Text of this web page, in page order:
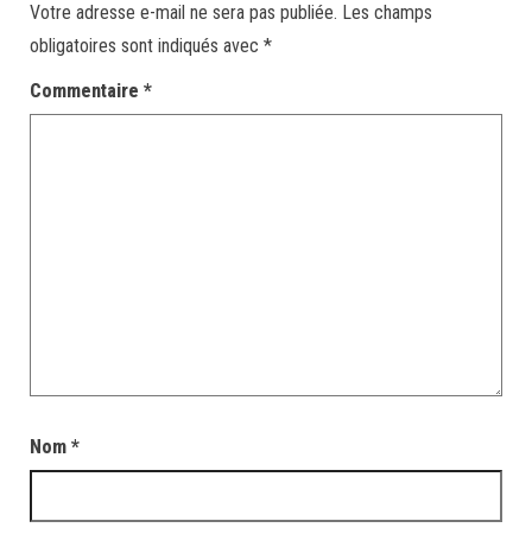
Votre adresse e-mail ne sera pas publiée. Les champs
obligatoires sont indiqués avec *
Commentaire *
Nom *